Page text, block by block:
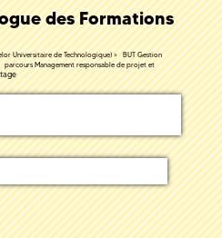
des Formations
Universitaire de Technologique)
BUT Gestion
parcours Management responsable de projet et